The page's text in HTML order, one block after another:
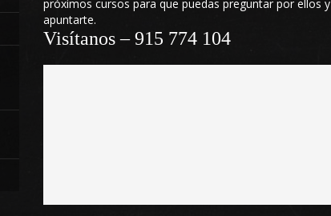
próximos cursos para que puedas preguntar por ellos y
apuntarte.
Visítanos – 915 774 104